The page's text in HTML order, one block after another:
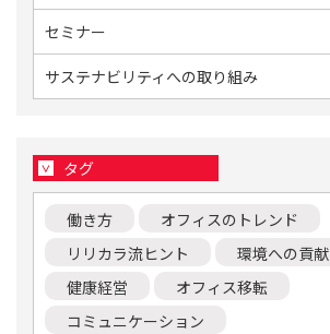
セミナー
サステナビリティへの取り組み
タグ
働き方
オフィスのトレンド
リリカラ流ヒント
環境への貢献
健康経営
オフィス移転
コミュニケーション